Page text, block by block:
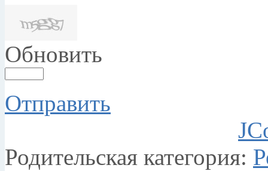
Обновить
Отправить
Родительская категория: